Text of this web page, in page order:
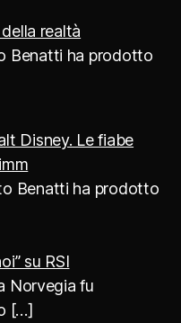
realtà
Benatti ha prodotto
Disney. Le fiabe
Benatti ha prodotto
su RSI
Norvegia fu
[…]